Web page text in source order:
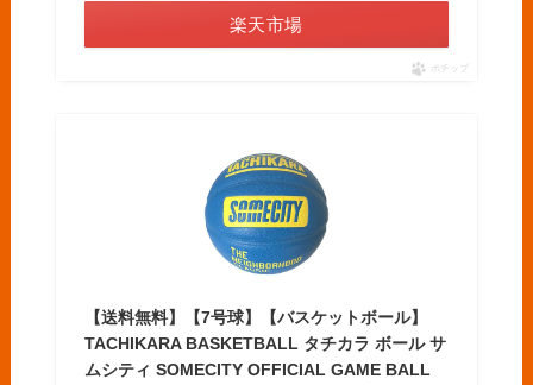
楽天市場
ポチップ
【送料無料】【7号球】【バスケットボール】
TACHIKARA BASKETBALL タチカラ ボール サ
ムシティ SOMECITY OFFICIAL GAME BALL